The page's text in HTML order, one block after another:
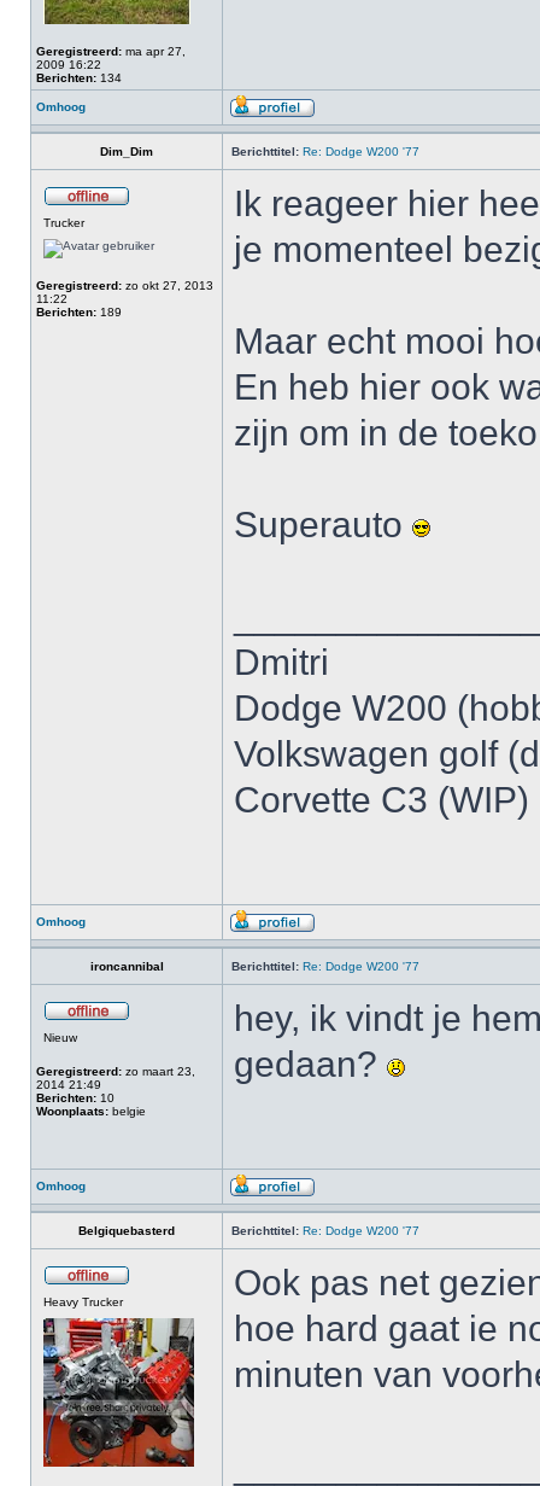
Geregistreerd: ma apr 27,
2009 16:22
Berichten: 134
Omhoog
Dim_Dim Berichttitel: Re: Dodge W200 '77
Trucker
Geregistreerd: zo okt 27, 2013
11:22
Berichten: 189
Ik reageer hier
je momenteel
Maar echt mooi
En heb hier ook
zijn om in de
Superauto
Dmitri
Dodge W200
Volkswagen golf
Corvette C3 (WIP)
Omhoog
ironcannibal Berichttitel: Re: Dodge W200 '77
Nieuw
Geregistreerd: zo maart 23,
2014 21:49
Berichten: 10
Woonplaats: belgie
hey, ik vindt je
gedaan?
Omhoog
Belgiquebasterd Berichttitel: Re: Dodge W200 '77
Heavy Trucker
Ook pas net
hoe hard gaat ie
minuten van